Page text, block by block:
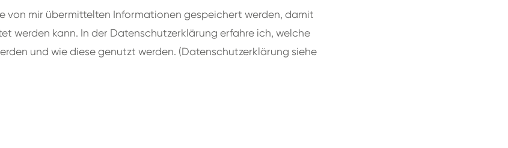
von mir übermittelten Informationen gespeichert werden, damit
werden kann. In der Datenschutzerklärung erfahre ich, welche
und wie diese genutzt werden. (Datenschutzerklärung siehe